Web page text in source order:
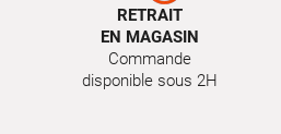
RETRAIT
EN MAGASIN
Commande
disponible sous 2H